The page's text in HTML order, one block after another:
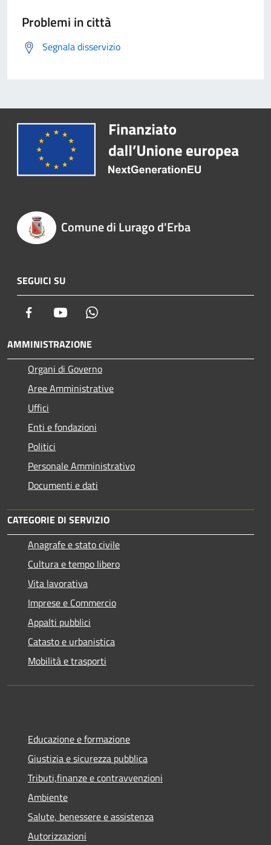
Problemi in città
Segnala disservizio
Comune di Lurago d'Erba
SEGUICI SU
Facebook Youtube
AMMINISTRAZIONE
Organi di Governo
Aree Amministrative
Uffici
Enti e fondazioni
Politici
Personale Amministrativo
Documenti e dati
CATEGORIE DI SERVIZIO
Anagrafe e stato civile
Cultura e tempo libero
Vita lavorativa
Imprese e Commercio
Appalti pubblici
Catasto e urbanistica
Mobilità e trasporti
Educazione e formazione
Giustizia e sicurezza pubblica
Tributi,finanze e contravvenzioni
Ambiente
Salute, benessere e assistenza
Autorizzazioni